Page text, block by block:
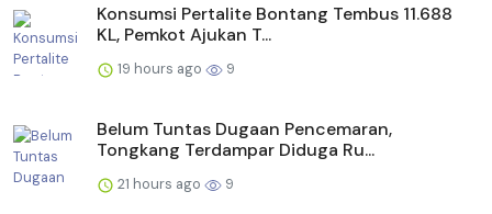
Konsumsi Pertalite Bontang Tembus 11.688
KL, Pemkot Ajukan T...
19 hours ago 9
Belum Tuntas Dugaan Pencemaran,
Tongkang Terdampar Diduga Ru...
21 hours ago 9